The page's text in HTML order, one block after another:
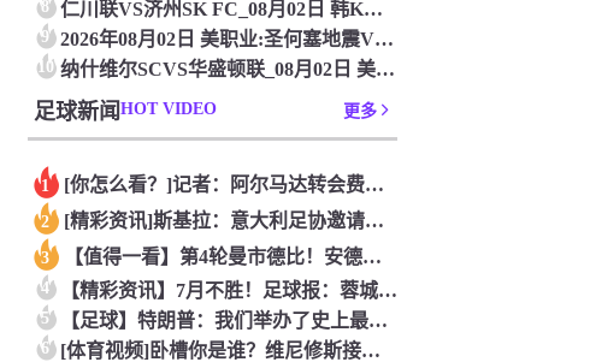
8 仁川联VS济州SK FC_08月02日 韩K联[免费直播]
9 2026年08月02日 美职业:圣何塞地震VS辛辛那提FC_
10 纳什维尔SCVS华盛顿联_08月02日 美职业[在线观看比赛
足球新闻 HOT VIDEO 更多
1 [你怎么看？]记者：阿尔马达转会费固定金额约2300万欧，外
2 [精彩资讯]斯基拉：意大利足协邀请布冯担任国家队领队，但遭到
3 【值得一看】第4轮曼市德比！安德森：从我知道曼市，曼城就是这
4 【精彩资讯】7月不胜！足球报：蓉城双冠王梦碎，近期成绩下滑要
5 【足球】特朗普：我们举办了史上最成功的一届世界杯
6 [体育视频]卧槽你是谁？维尼修斯接受下巴轮廓医美塑形，突然变